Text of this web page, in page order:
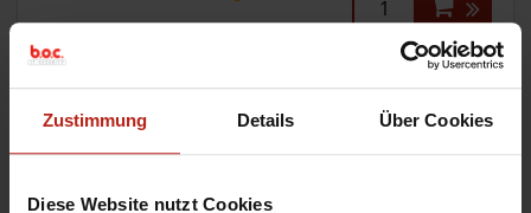
Zustimmung Details Über Cookies
Diese Website nutzt Cookies
WatchGuard Standard Support
für Firebox M690 - 5-Jahre
WatchGuard Standard Support for Firebox
M690 - 5-Year
Artikel-Nr.:WGM690000+WGM6900065
17.943,00 €
= 20.81388 € inkl. MwSt